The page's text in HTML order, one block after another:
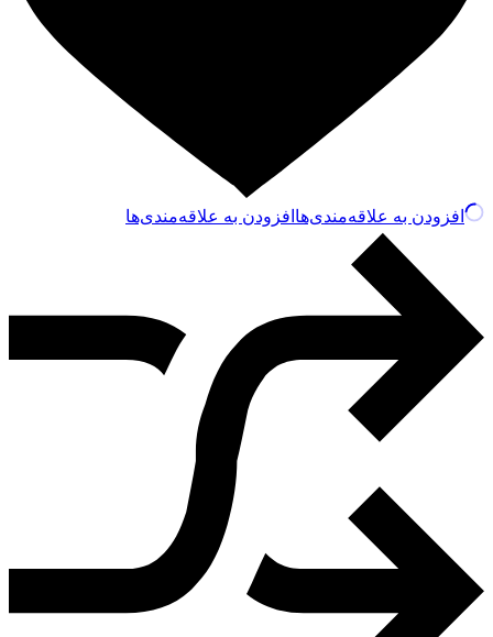
افزودن به علاقه‌مندی‌ها افزودن به علاقه‌مندی‌ها